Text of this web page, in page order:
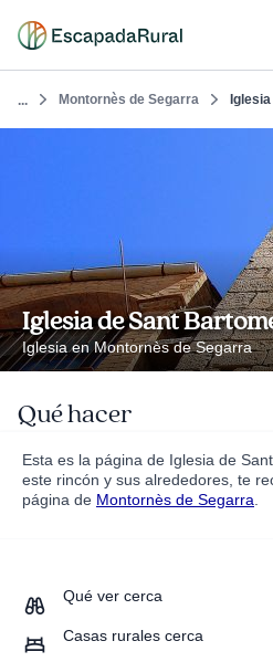
... Montornès de Segarra
Iglesia de Sant
Iglesia en Montornès de Segarra
Qué hacer
Esta es la página de Iglesia de
este rincón y sus alrededores, te
página de Montornès de Segarra
Qué ver cerca
Casas rurales cerca